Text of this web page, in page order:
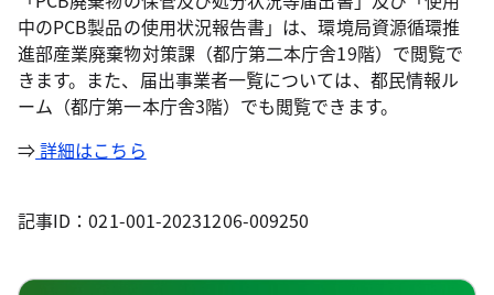
中のPCB製品の使用状況報告書」は、環境局資源循環推
進部産業廃棄物対策課（都庁第二本庁舎19階）で閲覧で
きます。また、届出事業者一覧については、都民情報ル
ーム（都庁第一本庁舎3階）でも閲覧できます。
⇒詳細はこちら
記事ID：021-001-20231206-009250